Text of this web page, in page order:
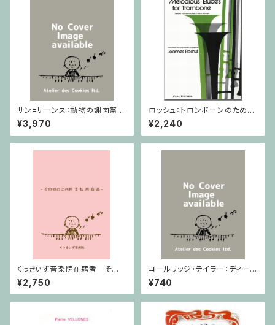
サン=サーンス：動物の謝肉祭 D
urand / ミニチュアスコア
¥3,970
ロッシュ：トロンボーンのための
旋律的練習曲 第3巻/トロンボ
ーン
¥2,240
くっきぃず音楽院在籍者 その
他のご利用支払用商品 おば
けのぼうけん１巻
¥2,750
コールリッジ・テイラー：ディープ
リバー Op.59,No.10 / ヴァイオ
リン・ピアノ
¥740